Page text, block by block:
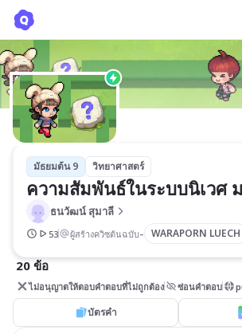
มัธยมต้น 9 วิทยาศาสตร์
ความสัมพันธ์ในระบบนิเวศ
ธนวัฒน์ สุมาลี
53 ผู้สร้างควิซต้นฉบับ- WARAPORN LUECH
20 ข้อ
ไม่อนุญาตให้ตอบคำตอบที่ไม่ถูกต้อง ซ่อนคำตอบ
บัตรคำ